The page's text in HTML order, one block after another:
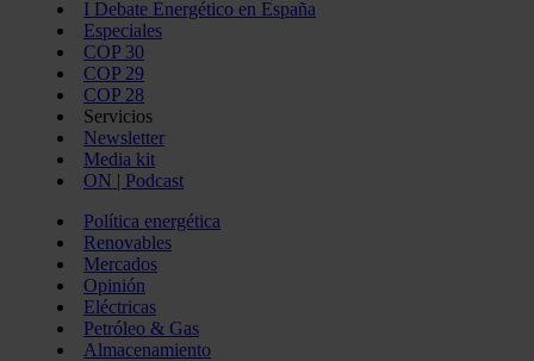
I Debate Energético en España
Especiales
COP 30
COP 29
COP 28
Servicios
Newsletter
Media kit
ON | Podcast
Política energética
Renovables
Mercados
Opinión
Eléctricas
Petróleo & Gas
Almacenamiento